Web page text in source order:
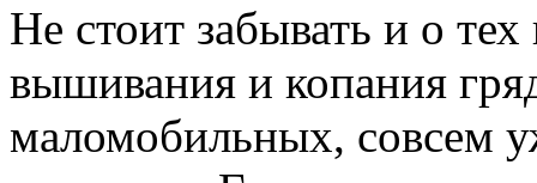
Не стоит забывать и о
вышивания и копания
маломобильных, совсем